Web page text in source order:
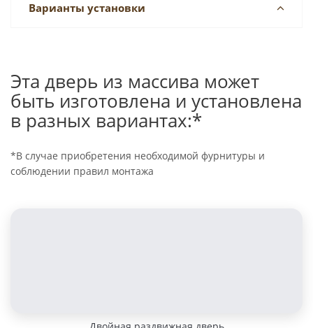
Варианты установки
Эта дверь из массива может
быть изготовлена и установлена
в разных вариантах:*
*В случае приобретения необходимой фурнитуры и
соблюдении правил монтажа